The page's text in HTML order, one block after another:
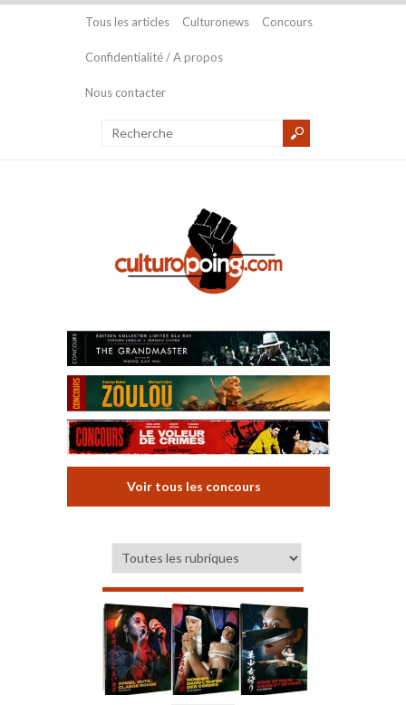
Tous les articles Culturonews Concours
Confidentialité / A propos
Nous contacter
Voir tous les concours